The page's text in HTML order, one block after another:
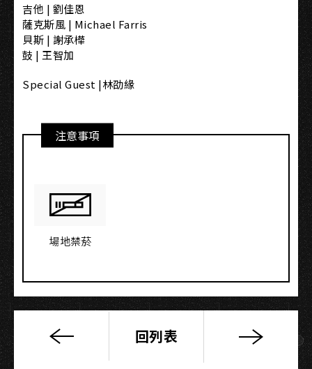
吉他 | 劉佳恩
薩克斯風 | Michael Farris
貝斯 | 謝承樺
鼓 | 王智加
Special Guest |林劭緣
注意事項
場地禁菸
今
回列表